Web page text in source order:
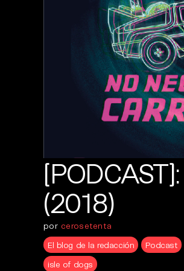
(2018)
por cerosetenta
El blog de la redacción
Podcast
isle of dogs